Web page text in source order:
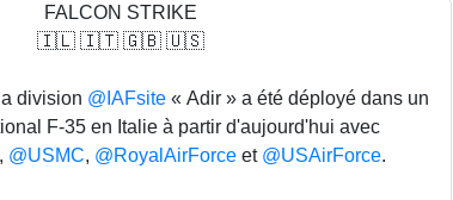
FALCON STRIKE
🇮🇱 🇮🇹 🇬🇧 🇺🇸
division @IAFsite « Adir » a été déployé dans un
F-35 en Italie à partir d'aujourd'hui avec
@USMC, @RoyalAirForceet @USAirForce.